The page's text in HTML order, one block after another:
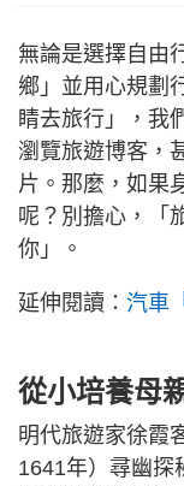
無論是選擇自由
鄉」並用心規劃
睛去旅行」，我
瀏覽旅遊博客，
片。那麼，如果
呢？別擔心，「
你」。
延伸閱讀： 汽車
從小培養母
明代旅遊家徐霞
1641年）尋幽探